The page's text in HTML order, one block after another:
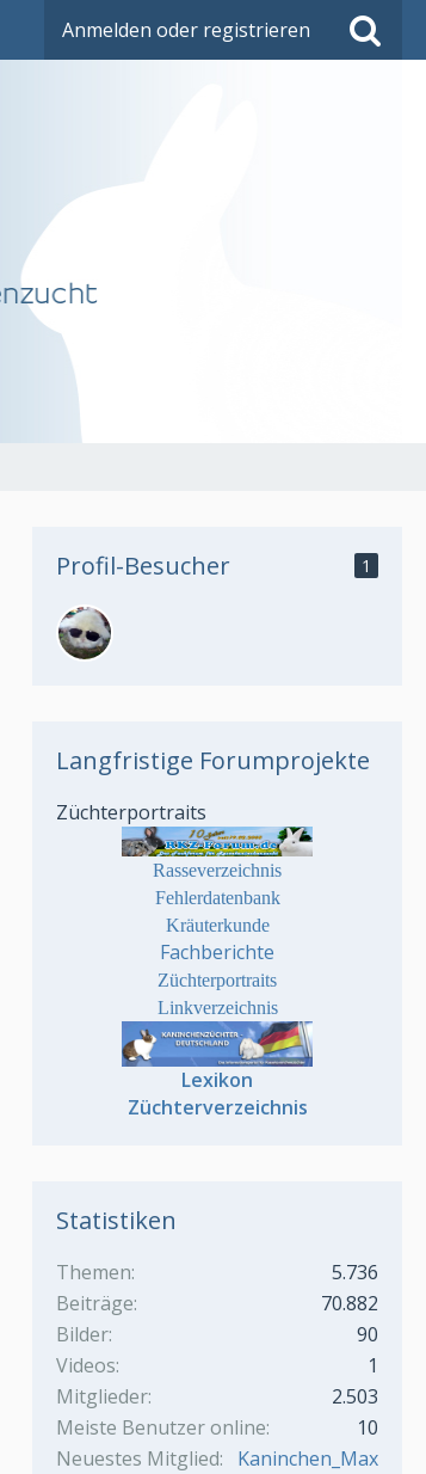
Anmelden oder registrieren
Profil-Besucher 1
Langfristige Forumprojekte
Züchterportraits
Rasseverzeichnis
Fehlerdatenbank
Kräuterkunde
Fachberichte
Züchterportraits
Linkverzeichnis
Lexikon
Züchterverzeichnis
Statistiken
Themen
5.736
Beiträge
70.882
Bilder
90
Videos
1
Mitglieder
2.503
Meiste Benutzer online
10
Neuestes Mitglied
Kaninchen_Max